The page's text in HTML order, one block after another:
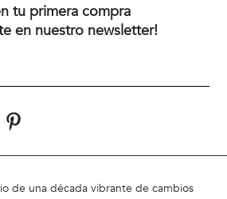
tu primera compra
en nuestro newsletter!
de una década vibrante de cambios